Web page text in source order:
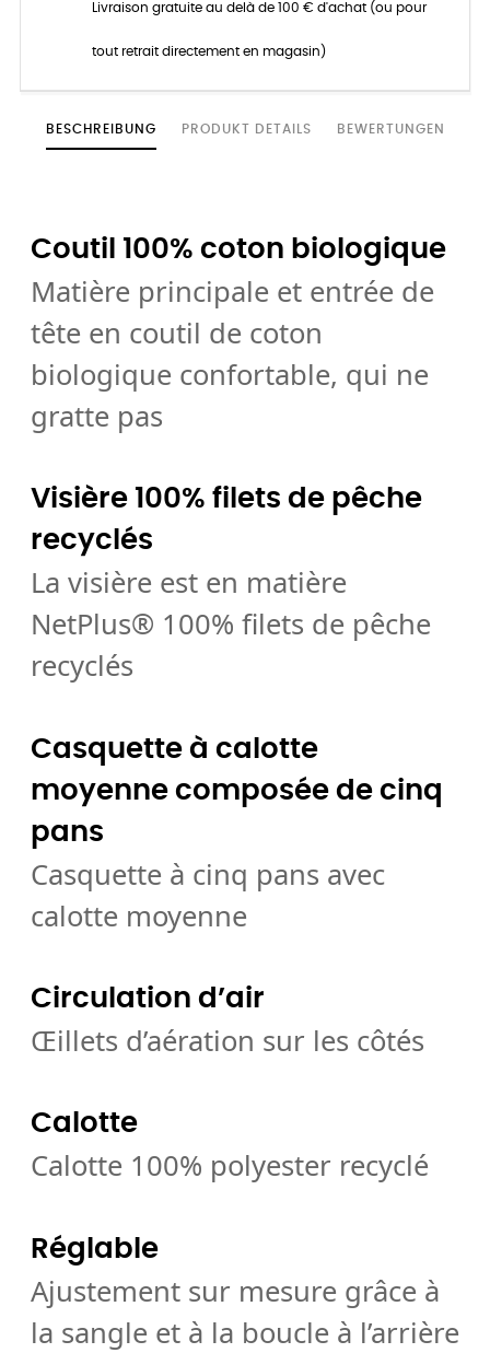
Livraison gratuite au delà de 100 € d'achat (ou pour
tout retrait directement en magasin)
BESCHREIBUNG PRODUKT DETAILS BEWERTUNGEN
Coutil 100% coton biologique
Matière principale et entrée de
tête en coutil de coton
biologique confortable, qui ne
gratte pas
Visière 100% filets de pêche
recyclés
La visière est en matière
NetPlus® 100% filets de pêche
recyclés
Casquette à calotte
moyenne composée de cinq
pans
Casquette à cinq pans avec
calotte moyenne
Circulation d’air
Œillets d’aération sur les côtés
Calotte
Calotte 100% polyester recyclé
Réglable
Ajustement sur mesure grâce à
la sangle et à la boucle à l’arrière